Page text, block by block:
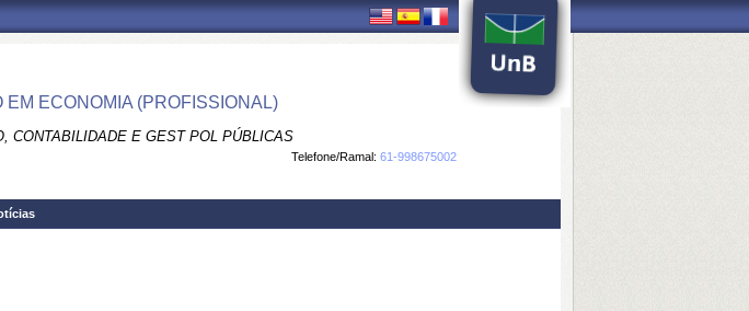
ECONOMIA (PROFISSIONAL)
CONTABILIDADE E GEST POL PÚBLICAS
Telefone/Ramal: 61-998675002